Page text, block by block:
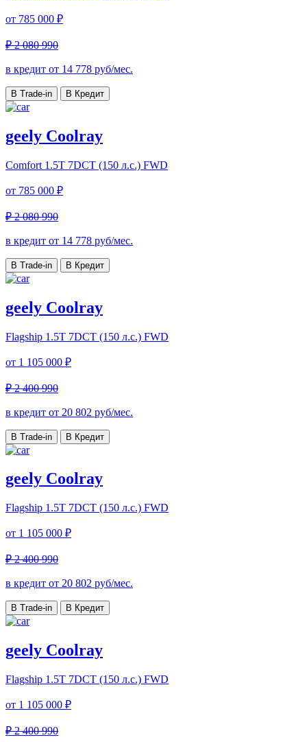
от 785 000 ₽
₽ 2 080 990
в кредит от 14 778 руб/мес.
В Trade-in В Кредит
geely Coolray
Comfort 1.5T 7DCT (150 л.с.) FWD
от 785 000 ₽
₽ 2 080 990
в кредит от 14 778 руб/мес.
В Trade-in В Кредит
geely Coolray
Flagship 1.5T 7DCT (150 л.с.) FWD
от 1 105 000 ₽
₽ 2 400 990
в кредит от 20 802 руб/мес.
В Trade-in В Кредит
geely Coolray
Flagship 1.5T 7DCT (150 л.с.) FWD
от 1 105 000 ₽
₽ 2 400 990
в кредит от 20 802 руб/мес.
В Trade-in В Кредит
geely Coolray
Flagship 1.5T 7DCT (150 л.с.) FWD
от 1 105 000 ₽
₽ 2 400 990